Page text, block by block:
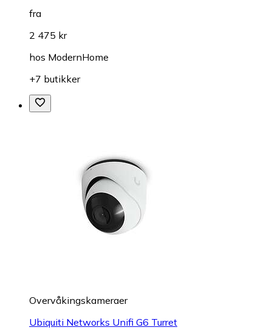
fra
2 475 kr
hos ModernHome
+7 butikker
Overvåkings­kameraer
Ubiquiti Networks Unifi G6 Turret